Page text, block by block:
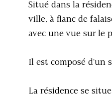
Situé dans la
ville, à flanc de
avec une vue sur le
Il est composé d'un
La résidence se